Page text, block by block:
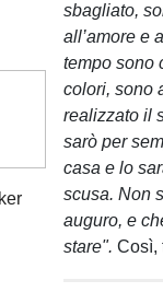
sbagliato,
all’amore e
tempo sono
colori, sono
realizzato il
sarò per
casa e lo
scusa. Non
auguro, e
stare".Così,